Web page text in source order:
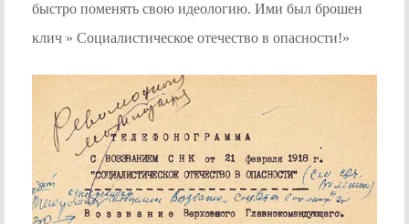
быстро поменять свою идеологию. Ими был брошен
клич » Социалистическое отечество в опасности!»